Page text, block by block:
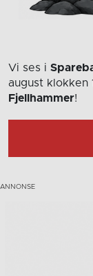
Vi ses i
august klokken
Fjellhammer!